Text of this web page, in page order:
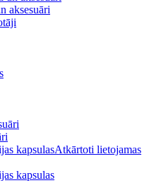
aksesuāri
Atkārtoti lietojamas